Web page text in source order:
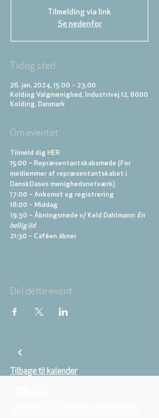
Tilmelding via link
Se nedenfor
Tid og sted
26. jan. 2024, 15.00 – 23.00
Kolding Valgmenighed, Industrivej 12, 6000
Kolding, Danmark
Om eventet
Tilmeld dig HER
15:00 – Repræsentantskabsmøde (For
medlemmer af repræsentantskabet i
DanskOases menighedsnetværk)
17:00 – Ankomst og registrering
18:00 – Middag
19:30 – Åbningsmøde v/ Keld Dahlmann: En
hellig ild
21:30 – Caféen åbner
Del dette event
Tilbage til kalender